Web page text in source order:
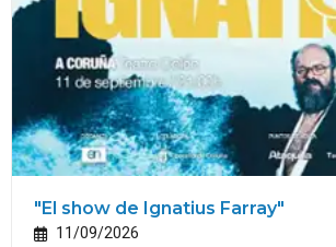
"El show de Ignatius Farray"
11/09/2026